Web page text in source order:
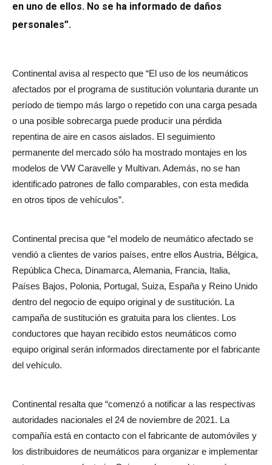
en uno de ellos. No se ha informado de daños
personales”.
Continental avisa al respecto que “El uso de los neumáticos
afectados por el programa de sustitución voluntaria durante un
período de tiempo más largo o repetido con una carga pesada
o una posible sobrecarga puede producir una pérdida
repentina de aire en casos aislados. El seguimiento
permanente del mercado sólo ha mostrado montajes en los
modelos de VW Caravelle y Multivan. Además, no se han
identificado patrones de fallo comparables, con esta medida
en otros tipos de vehículos”.
Continental precisa que “el modelo de neumático afectado se
vendió a clientes de varios países, entre ellos Austria, Bélgica,
República Checa, Dinamarca, Alemania, Francia, Italia,
Países Bajos, Polonia, Portugal, Suiza, España y Reino Unido
dentro del negocio de equipo original y de sustitución. La
campaña de sustitución es gratuita para los clientes. Los
conductores que hayan recibido estos neumáticos como
equipo original serán informados directamente por el fabricante
del vehículo.
Continental resalta que “comenzó a notificar a las respectivas
autoridades nacionales el 24 de noviembre de 2021. La
compañía está en contacto con el fabricante de automóviles y
los distribuidores de neumáticos para organizar e implementar